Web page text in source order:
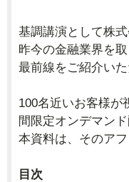
基調講演として株
昨今の金融業界を
最前線をご紹介い
100名近いお客様が
間限定オンデマン
本資料は、そのアフ
目次